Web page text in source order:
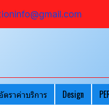
gmail.com
ตราค่าบริการ Design